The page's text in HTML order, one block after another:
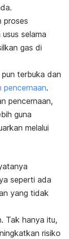
proses
selama
gas di
terbuka dan
pencernaan.
pencernaan,
guna
melalui
seperti ada
yang tidak
Tak hanya itu,
risiko